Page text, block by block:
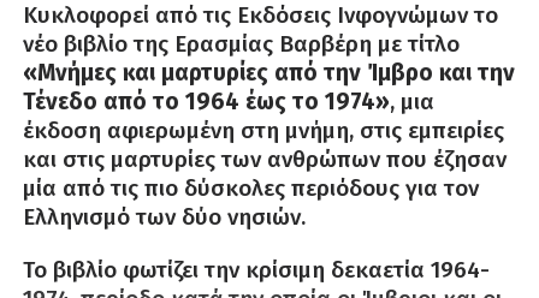
Κυκλοφορεί από τις Εκδόσεις Ινφογνώμων το
νέο βιβλίο της Ερασμίας Βαρβέρη με τίτλο
«Μνήμες και μαρτυρίες από την Ίμβρο και την
Τένεδο από το 1964 έως το 1974», μια
έκδοση αφιερωμένη στη μνήμη, στις εμπειρίες
και στις μαρτυρίες των ανθρώπων που έζησαν
μία από τις πιο δύσκολες περιόδους για τον
Ελληνισμό των δύο νησιών.
Το βιβλίο φωτίζει την κρίσιμη δεκαετία 1964-